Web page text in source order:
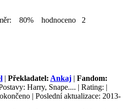
80% hodnoceno 2
| Překladatel: Ankaj | Fandom:
Harry, Snape.... | Rating: |
| Poslední aktualizace: 2013-